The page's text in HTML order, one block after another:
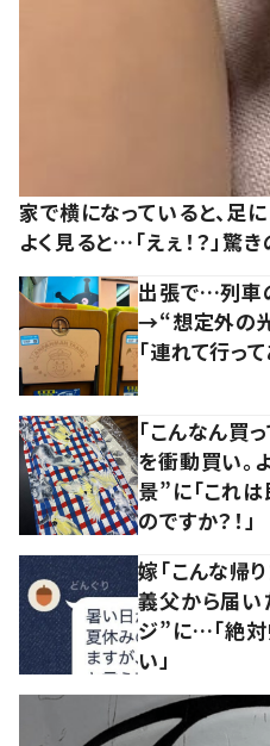
家で横になっていると、足
よく見ると…「えぇ！？」驚
出張で…列車
→“想定外の光
「連れて行っ
「こんなん買
を衝動買い。
景”に「これ
のですか？！」
嫁「こんな帰
義父から届い
ジ”に…「絶対
い」